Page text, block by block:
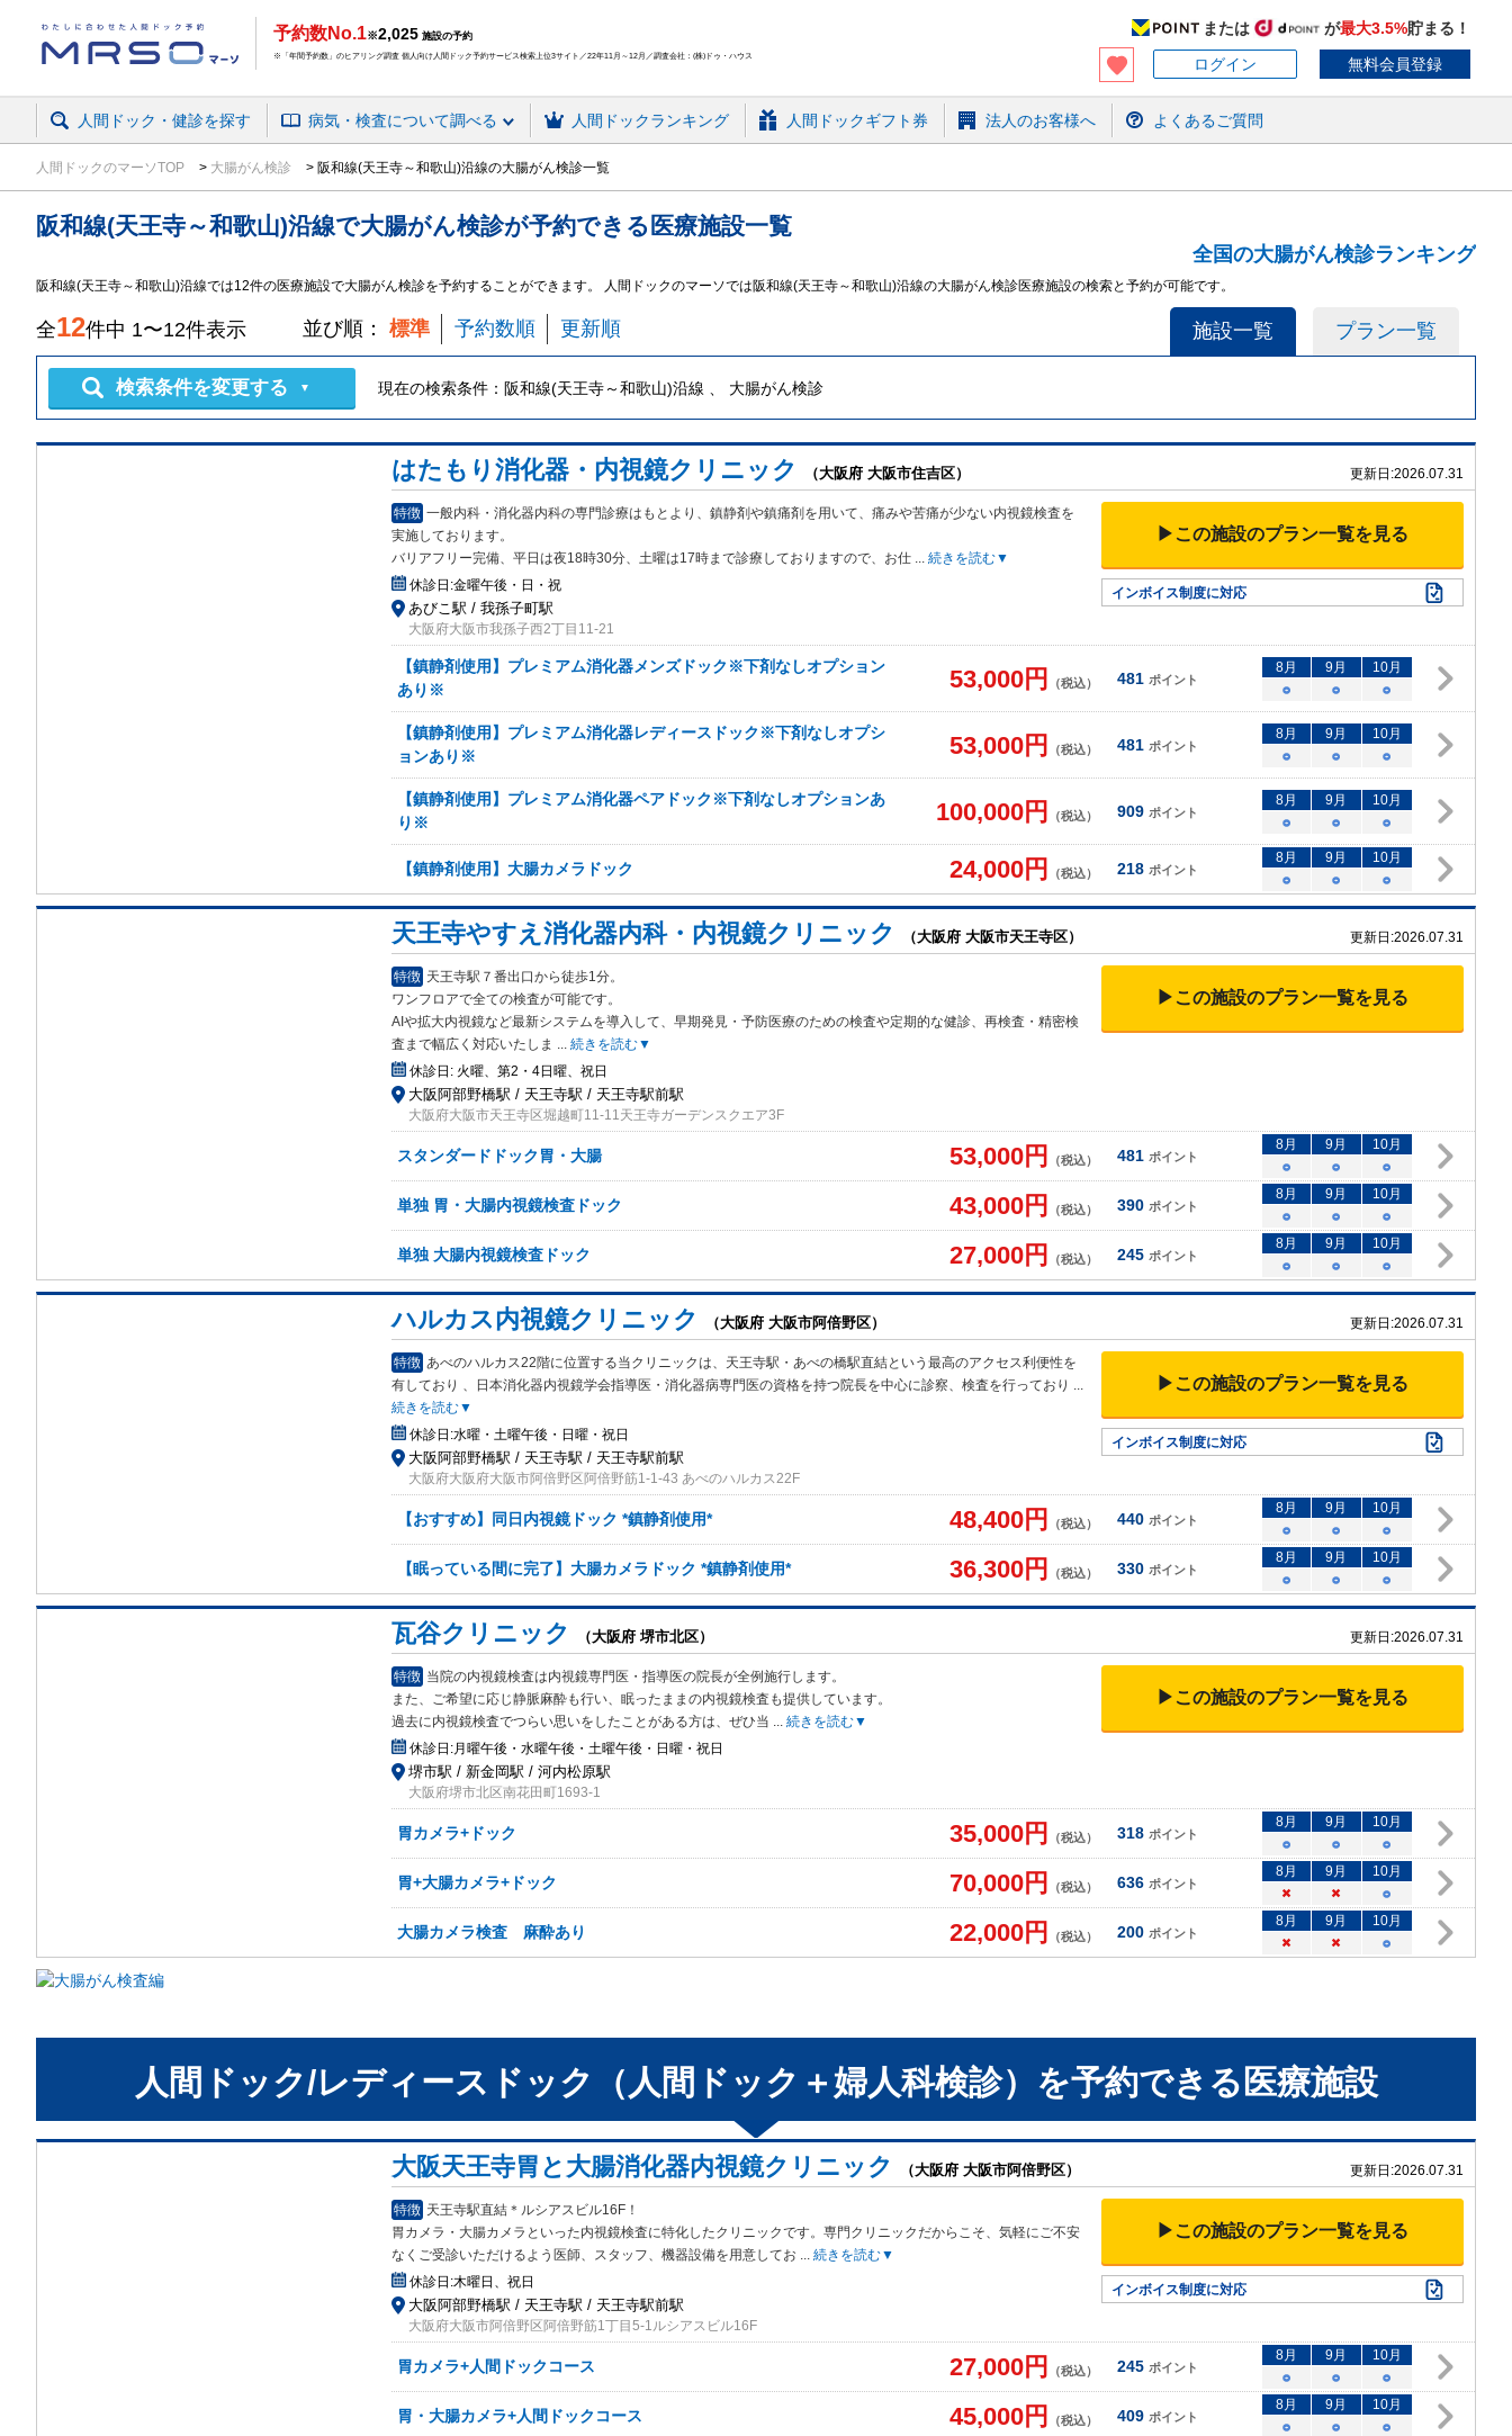
予約数No.1※2,025 施設の予約
※「年間予約数」のヒアリング調査 個人向け人間ドック予約サービス検索上位3サイト／22年11月～12月／調査会社：(株)ドゥ・ハウス
または が最大3.5%貯まる！
ログイン
無料会員登録
人間ドック・健診を探す 病気・検査について調べる 人間ドックランキング 人間ドックギフト券 法人のお客様へ よくあるご質問
人間ドックのマーソTOP 大腸がん検診 阪和線(天王寺～和歌山)沿線の大腸がん検診一覧
阪和線(天王寺～和歌山)沿線で大腸がん検診が予約できる 医療施設一覧
全国の大腸がん検診ランキング
阪和線(天王寺～和歌山)沿線では12件の医療施設で大腸がん検診を予約することができます。 人間ドックのマーソでは阪和線(天王寺～和歌山)沿線の大腸がん検診医療施設の検索と予約が可能です。
施設一覧 プラン一覧
全12件中 1〜12件表示 並び順： 標準 予約数順 更新順
検索条件を変更する ▼ 現在の検索条件： 阪和線(天王寺～和歌山)沿線 、 大腸がん検診
はたもり消化器・内視鏡クリニック （大阪府 大阪市住吉区） 更新日:2026.07.31
特徴 一般内科・消化器内科の専門診療はもとより、鎮静剤や鎮痛剤を用いて、痛みや苦痛が少ない内視鏡検査を
実施しております。
バリアフリー完備、平日は夜18時30分、土曜は17時まで診療しておりますので、お仕 ... 続きを読む▼
休診日:金曜午後・日・祝
あびこ駅 / 我孫子町駅
大阪府大阪市我孫子西2丁目11-21
▶この施設のプラン一覧を見る
インボイス制度に対応
【鎮静剤使用】プレミアム消化器メンズドック※下剤なしオプション
あり※
53,000円 （税込） 481 ポイント
8月 9月 10月
○
○ ○
【鎮静剤使用】プレミアム消化器レディースドック※下剤なしオプシ
ョンあり※
53,000円 （税込） 481 ポイント
8月 9月 10月
○
○ ○
【鎮静剤使用】プレミアム消化器ペアドック※下剤なしオプションあ
り※
100,000円 （税込） 909 ポイント
8月 9月 10月
○
○ ○
【鎮静剤使用】大腸カメラドック 24,000円 （税込） 218 ポイント
8月 9月 10月
○
○ ○
天王寺やすえ消化器内科・内視鏡クリニック （大阪府 大阪市天王寺区） 更新日:2026.07.31
特徴 天王寺駅７番出口から徒歩1分。
ワンフロアで全ての検査が可能です。
AIや拡大内視鏡など最新システムを導入して、早期発見・予防医療のための検査や定期的な健診、再検査・精密検
査まで幅広く対応いたしま ... 続きを読む▼
休診日: 火曜、第2・4日曜、祝日
大阪阿部野橋駅 / 天王寺駅 / 天王寺駅前駅
大阪府大阪市天王寺区堀越町11-11天王寺ガーデンスクエア3F
▶この施設のプラン一覧を見る
スタンダードドック胃・大腸 53,000円 （税込） 481 ポイント
8月 9月 10月
○
○ ○
単独 胃・大腸内視鏡検査ドック 43,000円 （税込） 390 ポイント
8月 9月 10月
○
○ ○
単独 大腸内視鏡検査ドック 27,000円 （税込） 245 ポイント
8月 9月 10月
○
○ ○
ハルカス内視鏡クリニック （大阪府 大阪市阿倍野区） 更新日:2026.07.31
特徴 あべのハルカス22階に位置する当クリニックは、天王寺駅・あべの橋駅直結という最高のアクセス利便性を
有しており 、日本消化器内視鏡学会指導医・消化器病専門医の資格を持つ院長を中心に診察、検査を行っており ...
続きを読む▼
休診日:水曜・土曜午後・日曜・祝日
大阪阿部野橋駅 / 天王寺駅 / 天王寺駅前駅
大阪府大阪府大阪市阿倍野区阿倍野筋1-1-43 あべのハルカス22F
▶この施設のプラン一覧を見る
インボイス制度に対応
【おすすめ】同日内視鏡ドック *鎮静剤使用* 48,400円 （税込） 440 ポイント
8月 9月 10月
○
○ ○
【眠っている間に完了】大腸カメラドック *鎮静剤使用* 36,300円 （税込） 330 ポイント
8月 9月 10月
○
○ ○
瓦谷クリニック （大阪府 堺市北区） 更新日:2026.07.31
特徴 当院の内視鏡検査は内視鏡専門医・指導医の院長が全例施行します。
また、ご希望に応じ静脈麻酔も行い、 眠ったままの内視鏡検査も提供しています。
過去に内視鏡検査でつらい思いをしたことがある方は、ぜひ当 ... 続きを読む▼
休診日:月曜午後・水曜午後・土曜午後・日曜・祝日
堺市駅 / 新金岡駅 / 河内松原駅
大阪府堺市北区南花田町1693-1
▶この施設のプラン一覧を見る
胃カメラ+ドック 35,000円 （税込） 318 ポイント
8月 9月 10月
○
○ ○
胃+大腸カメラ+ドック 70,000円 （税込） 636 ポイント
8月 9月 10月
×
× ○
大腸カメラ検査 麻酔あり 22,000円 （税込） 200 ポイント
8月 9月 10月
×
× ○
人間ドック/レディースドック（人間ドック＋婦人科検診） を予約できる 医療施設
大阪天王寺胃と大腸消化器内視鏡クリニック （大阪府 大阪市阿倍野区） 更新日:2026.07.31
特徴 天王寺駅直結＊ルシアスビル16F！
胃カメラ・大腸カメラといった内視鏡検査に特化したクリニックです。専門クリニックだからこそ、気軽にご不安
なくご受診いただけるよう医師、スタッフ、機器設備を用意してお ... 続きを読む▼
休診日:木曜日、祝日
大阪阿部野橋駅 / 天王寺駅 / 天王寺駅前駅
大阪府大阪市阿倍野区阿倍野筋1丁目5-1ルシアスビル16F
▶この施設のプラン一覧を見る
インボイス制度に対応
胃カメラ+人間ドックコース 27,000円 （税込） 245 ポイント
8月 9月 10月
○
○ ○
胃・大腸カメラ+人間ドックコース 45,000円 （税込） 409 ポイント
8月 9月 10月
○
○ ○